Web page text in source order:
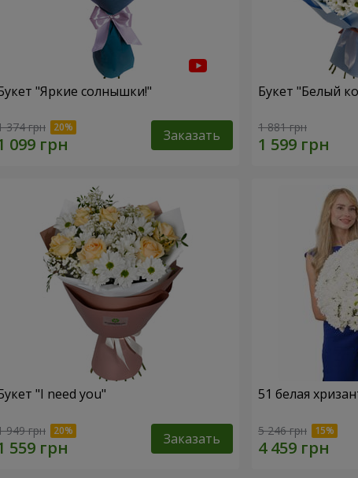
"Яркие солнышки!"
374 грн Заказать
Букет "Белый
1 881 грн
"I need you"
949 грн Заказать
51 белая
5 246 грн